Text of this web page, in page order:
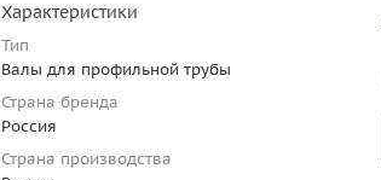
Характеристики
Тип
Валы для профильной трубы
Страна бренда
Россия
Страна производства